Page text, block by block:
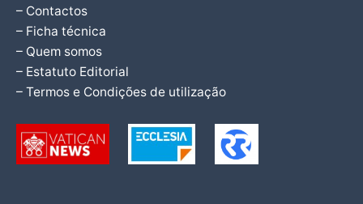
– Contactos
– Ficha técnica
– Quem somos
– Estatuto Editorial
– Termos e Condições de utilização